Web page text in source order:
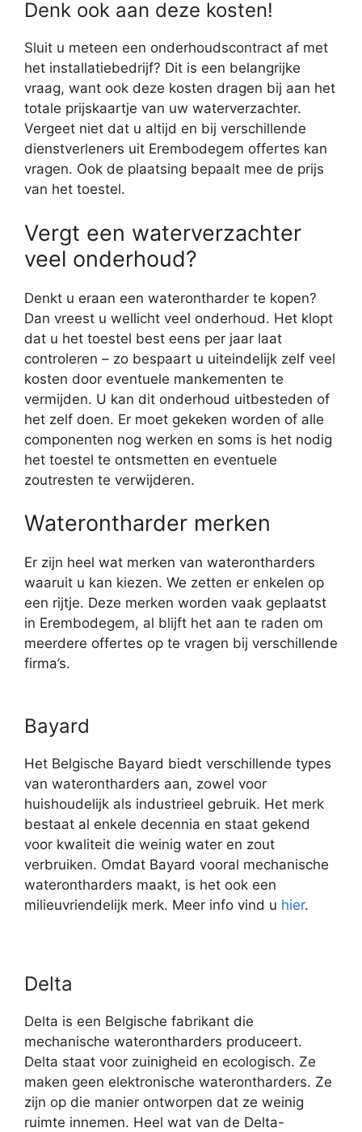
Denk ook aan deze kosten!
Sluit u meteen een onderhoudscontract af met
het installatiebedrijf? Dit is een belangrijke
vraag, want ook deze kosten dragen bij aan het
totale prijskaartje van uw waterverzachter.
Vergeet niet dat u altijd en bij verschillende
dienstverleners uit Erembodegem offertes kan
vragen. Ook de plaatsing bepaalt mee de prijs
van het toestel.
Vergt een waterverzachter
veel onderhoud?
Denkt u eraan een waterontharder te kopen?
Dan vreest u wellicht veel onderhoud. Het klopt
dat u het toestel best eens per jaar laat
controleren – zo bespaart u uiteindelijk zelf veel
kosten door eventuele mankementen te
vermijden. U kan dit onderhoud uitbesteden of
het zelf doen. Er moet gekeken worden of alle
componenten nog werken en soms is het nodig
het toestel te ontsmetten en eventuele
zoutresten te verwijderen.
Waterontharder merken
Er zijn heel wat merken van waterontharders
waaruit u kan kiezen. We zetten er enkelen op
een rijtje. Deze merken worden vaak geplaatst
in Erembodegem, al blijft het aan te raden om
meerdere offertes op te vragen bij verschillende
firma’s.
Bayard
Het Belgische Bayard biedt verschillende types
van waterontharders aan, zowel voor
huishoudelijk als industrieel gebruik. Het merk
bestaat al enkele decennia en staat gekend
voor kwaliteit die weinig water en zout
verbruiken. Omdat Bayard vooral mechanische
waterontharders maakt, is het ook een
milieuvriendelijk merk. Meer info vind u hier.
Delta
Delta is een Belgische fabrikant die
mechanische waterontharders produceert.
Delta staat voor zuinigheid en ecologisch. Ze
maken geen elektronische waterontharders. Ze
zijn op die manier ontworpen dat ze weinig
ruimte innemen. Heel wat van de Delta-